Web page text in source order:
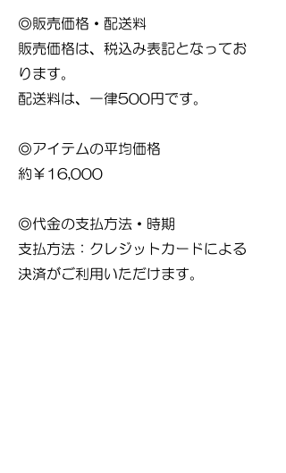
◎販売価格・配送料
販売価格は、税込み表記となってお
ります。
配送料は、一律500円です。
◎アイテムの平均価格
約￥16,000
◎代金の支払方法・時期
支払方法：クレジットカードによる
決済がご利用いただけます。